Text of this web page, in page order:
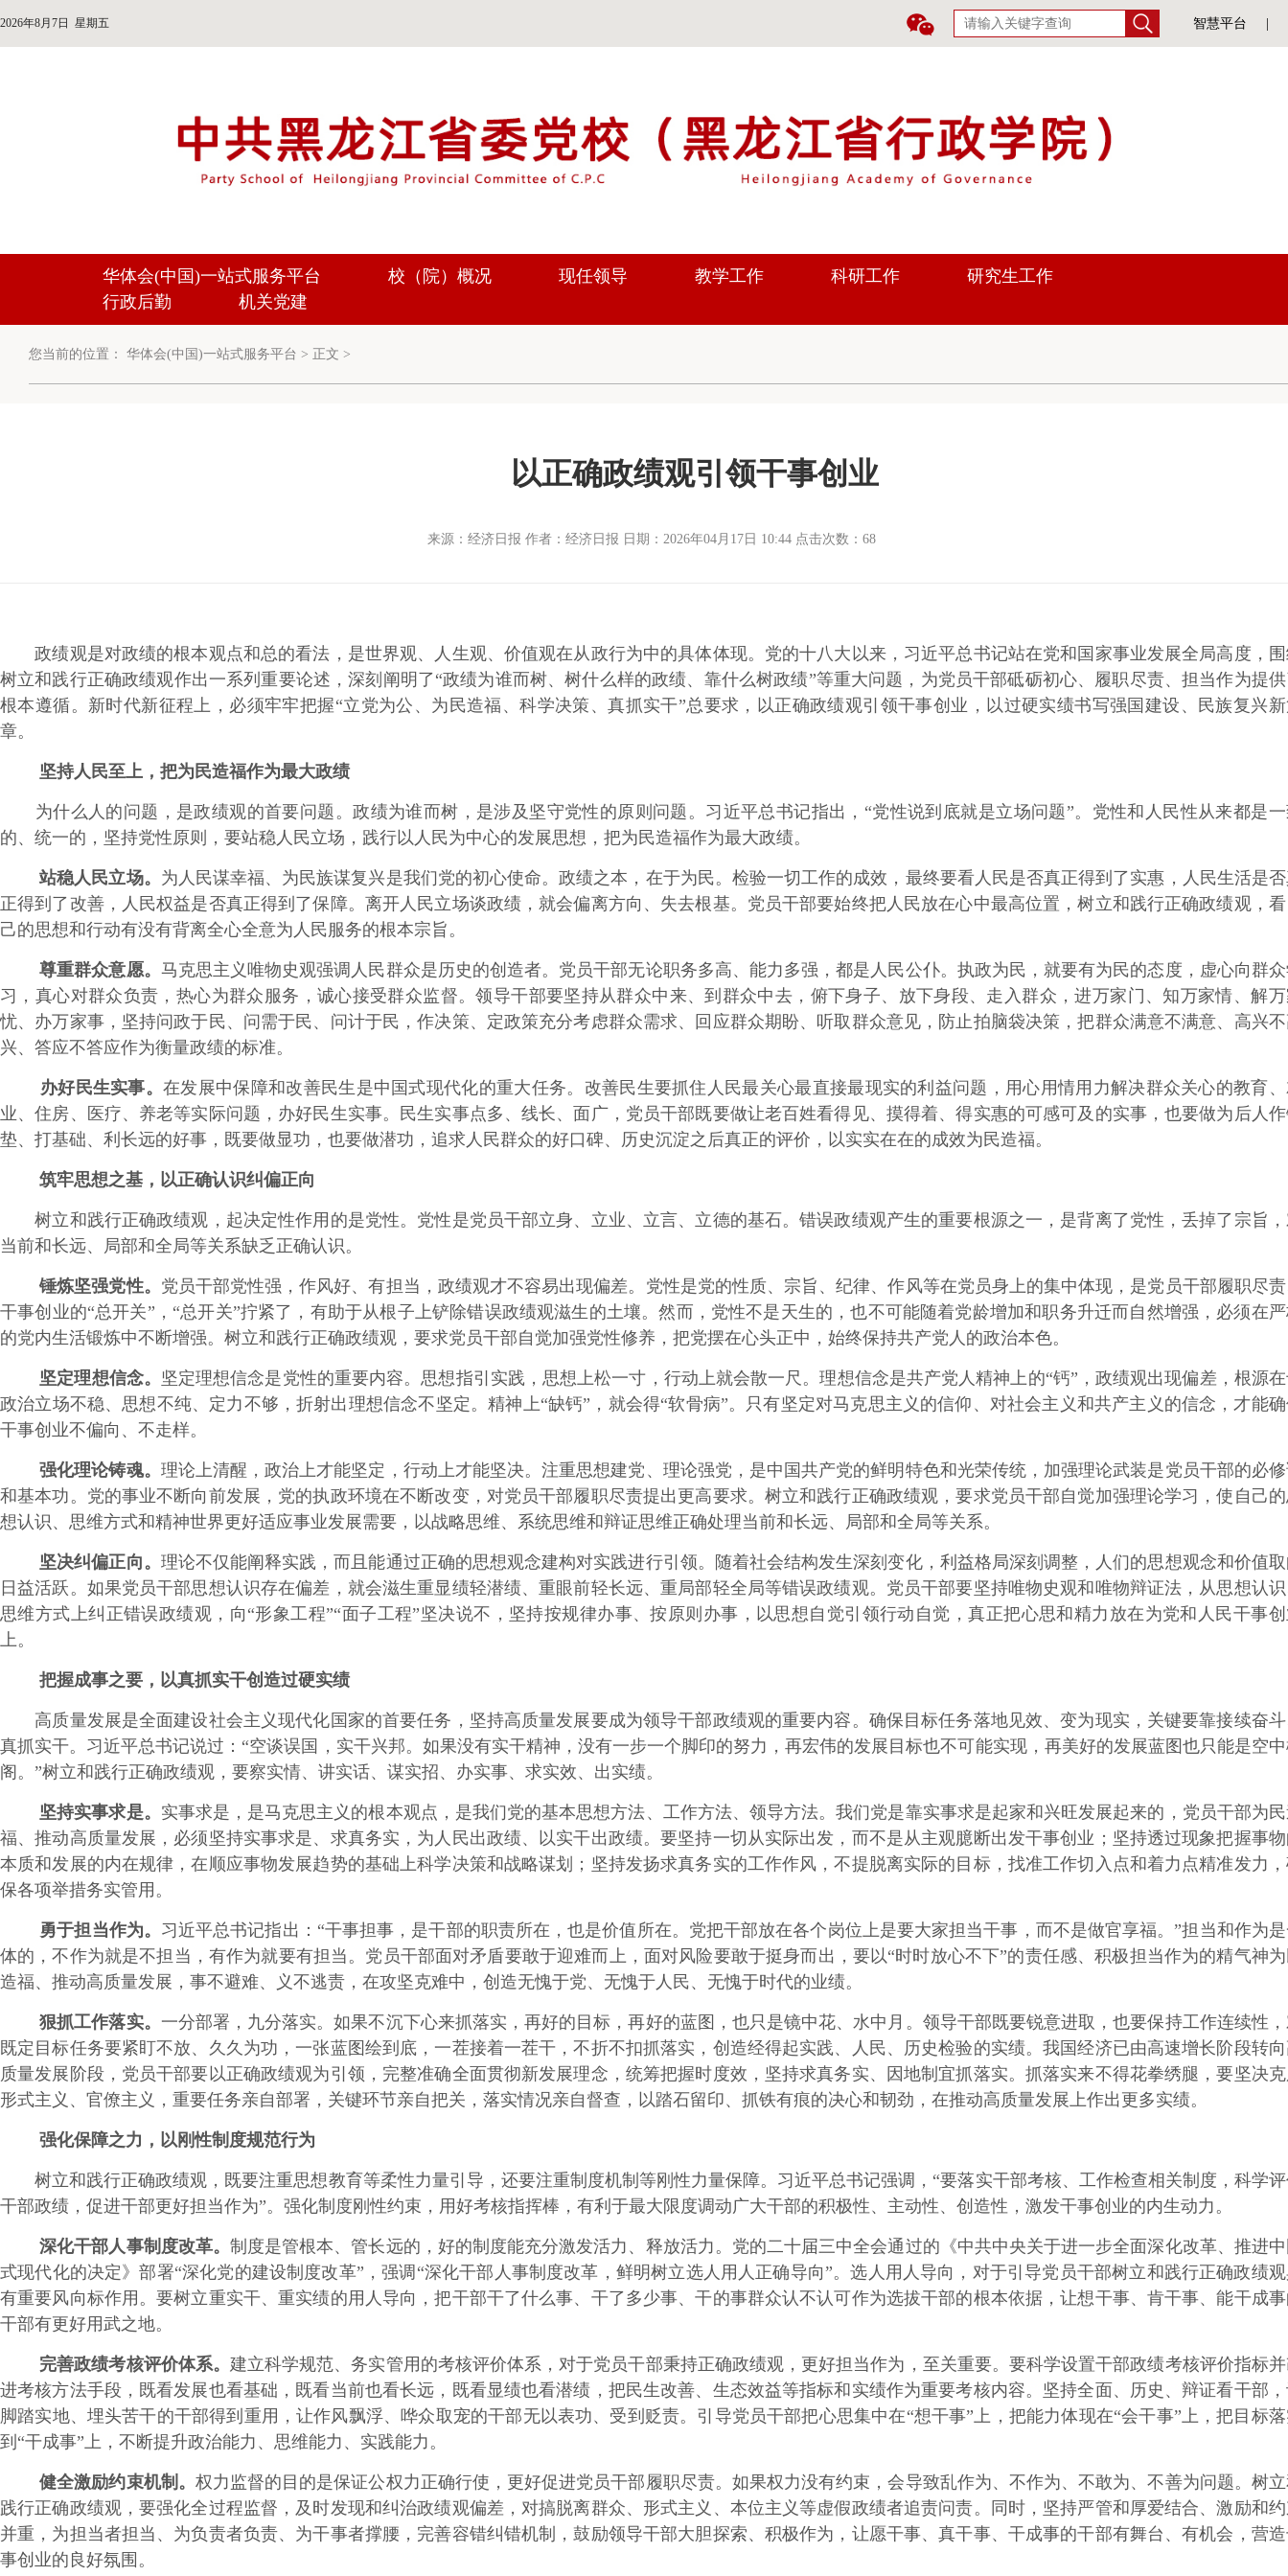
2026年8月7日 星期五 智慧平台
华体会(中国)一站式服务平台 校（院）概况 现任领导 教学工作 科研工作
研究生工作
行政后勤
机关党建
您当前的位置： 华体会(中国)一站式服务平台 > 正文 >
以正确政绩观引领干事创业
来源：经济日报 作者：经济日报 日期：2026年04月17日 10:44 点击次数： 68
政绩观是对政绩的根本观点和总的看法，是世界观、人生观、价值观在从政行为中的具体体现。党的十八大以来，习近平总书记站在党和国家事业发展全局高度，
树立和践行正确政绩观作出一系列重要论述，深刻阐明了“政绩为谁而树、树什么样的政绩、靠什么树政绩”等重大问题，为党员干部砥砺初心、履职尽责、担当作为提
根本遵循。新时代新征程上，必须牢牢把握“立党为公、为民造福、科学决策、真抓实干”总要求，以正确政绩观引领干事创业，以过硬实绩书写强国建设、民族复兴
章。
坚持人民至上，把为民造福作为最大政绩
为什么人的问题，是政绩观的首要问题。政绩为谁而树，是涉及坚守党性的原则问题。习近平总书记指出，“党性说到底就是立场问题”。党性和人民性从来都是
的、统一的，坚持党性原则，要站稳人民立场，践行以人民为中心的发展思想，把为民造福作为最大政绩。
站稳人民立场。 为人民谋幸福、为民族谋复兴是我们党的初心使命。政绩之本，在于为民。检验一切工作的成效，最终要看人民是否真正得到了实惠，人民生活是
正得到了改善，人民权益是否真正得到了保障。离开人民立场谈政绩，就会偏离方向、失去根基。党员干部要始终把人民放在心中最高位置，树立和践行正确政绩观，
己的思想和行动有没有背离全心全意为人民服务的根本宗旨。
尊重群众意愿。 马克思主义唯物史观强调人民群众是历史的创造者。党员干部无论职务多高、能力多强，都是人民公仆。执政为民，就要有为民的态度，虚心向群
习，真心对群众负责，热心为群众服务，诚心接受群众监督。领导干部要坚持从群众中来、到群众中去，俯下身子、放下身段、走入群众，进万家门、知万家情、解
忧、办万家事，坚持问政于民、问需于民、问计于民，作决策、定政策充分考虑群众需求、回应群众期盼、听取群众意见，防止拍脑袋决策，把群众满意不满意、高兴
兴、答应不答应作为衡量政绩的标准。
办好民生实事。在发展中保障和改善民生是中国式现代化的重大任务。改善民生要抓住人民最关心最直接最现实的利益问题，用心用情用力解决群众关心的教育
业、住房、医疗、养老等实际问题，办好民生实事。民生实事点多、线长、面广，党员干部既要做让老百姓看得见、摸得着、得实惠的可感可及的实事，也要做为后人
垫、打基础、利长远的好事，既要做显功，也要做潜功，追求人民群众的好口碑、历史沉淀之后真正的评价，以实实在在的成效为民造福。
筑牢思想之基，以正确认识纠偏正向
树立和践行正确政绩观，起决定性作用的是党性。党性是党员干部立身、立业、立言、立德的基石。错误政绩观产生的重要根源之一，是背离了党性，丢掉了宗旨
当前和长远、局部和全局等关系缺乏正确认识。
锤炼坚强党性。 党员干部党性强，作风好、有担当，政绩观才不容易出现偏差。党性是党的性质、宗旨、纪律、作风等在党员身上的集中体现，是党员干部履职尽
干事创业的“总开关”，“总开关”拧紧了，有助于从根子上铲除错误政绩观滋生的土壤。然而，党性不是天生的，也不可能随着党龄增加和职务升迁而自然增强，必须在
的党内生活锻炼中不断增强。树立和践行正确政绩观，要求党员干部自觉加强党性修养，把党摆在心头正中，始终保持共产党人的政治本色。
坚定理想信念。 坚定理想信念是党性的重要内容。思想指引实践，思想上松一寸，行动上就会散一尺。理想信念是共产党人精神上的“钙”，政绩观出现偏差，根源
政治立场不稳、思想不纯、定力不够，折射出理想信念不坚定。精神上“缺钙”，就会得“软骨病”。只有坚定对马克思主义的信仰、对社会主义和共产主义的信念，才能
干事创业不偏向、不走样。
强化理论铸魂。 理论上清醒，政治上才能坚定，行动上才能坚决。注重思想建党、理论强党，是中国共产党的鲜明特色和光荣传统，加强理论武装是党员干部的必
和基本功。党的事业不断向前发展，党的执政环境在不断改变，对党员干部履职尽责提出更高要求。树立和践行正确政绩观，要求党员干部自觉加强理论学习，使自己
想认识、思维方式和精神世界更好适应事业发展需要，以战略思维、系统思维和辩证思维正确处理当前和长远、局部和全局等关系。
坚决纠偏正向。 理论不仅能阐释实践，而且能通过正确的思想观念建构对实践进行引领。随着社会结构发生深刻变化，利益格局深刻调整，人们的思想观念和价值
日益活跃。如果党员干部思想认识存在偏差，就会滋生重显绩轻潜绩、重眼前轻长远、重局部轻全局等错误政绩观。党员干部要坚持唯物史观和唯物辩证法，从思想认
思维方式上纠正错误政绩观，向“形象工程”“面子工程”坚决说不，坚持按规律办事、按原则办事，以思想自觉引领行动自觉，真正把心思和精力放在为党和人民干事
上。
把握成事之要，以真抓实干创造过硬实绩
高质量发展是全面建设社会主义现代化国家的首要任务，坚持高质量发展要成为领导干部政绩观的重要内容。确保目标任务落地见效、变为现实，关键要靠接续奋
真抓实干。习近平总书记说过：“空谈误国，实干兴邦。如果没有实干精神，没有一步一个脚印的努力，再宏伟的发展目标也不可能实现，再美好的发展蓝图也只能是空
阁。”树立和践行正确政绩观，要察实情、讲实话、谋实招、办实事、求实效、出实绩。
坚持实事求是。 实事求是，是马克思主义的根本观点，是我们党的基本思想方法、工作方法、领导方法。我们党是靠实事求是起家和兴旺发展起来的，党员干部为
福、推动高质量发展，必须坚持实事求是、求真务实，为人民出政绩、以实干出政绩。要坚持一切从实际出发，而不是从主观臆断出发干事创业；坚持透过现象把握事
本质和发展的内在规律，在顺应事物发展趋势的基础上科学决策和战略谋划；坚持发扬求真务实的工作作风，不提脱离实际的目标，找准工作切入点和着力点精准发力
保各项举措务实管用。
勇于担当作为。 习近平总书记指出：“干事担事，是干部的职责所在，也是价值所在。党把干部放在各个岗位上是要大家担当干事，而不是做官享福。”担当和作为
体的，不作为就是不担当，有作为就要有担当。党员干部面对矛盾要敢于迎难而上，面对风险要敢于挺身而出，要以“时时放心不下”的责任感、积极担当作为的精气神
造福、推动高质量发展，事不避难、义不逃责，在攻坚克难中，创造无愧于党、无愧于人民、无愧于时代的业绩。
狠抓工作落实。 一分部署，九分落实。如果不沉下心来抓落实，再好的目标，再好的蓝图，也只是镜中花、水中月。领导干部既要锐意进取，也要保持工作连续性
既定目标任务要紧盯不放、久久为功，一张蓝图绘到底，一茬接着一茬干，不折不扣抓落实，创造经得起实践、人民、历史检验的实绩。我国经济已由高速增长阶段转
质量发展阶段，党员干部要以正确政绩观为引领，完整准确全面贯彻新发展理念，统筹把握时度效，坚持求真务实、因地制宜抓落实。抓落实来不得花拳绣腿，要坚决
形式主义、官僚主义，重要任务亲自部署，关键环节亲自把关，落实情况亲自督查，以踏石留印、抓铁有痕的决心和韧劲，在推动高质量发展上作出更多实绩。
强化保障之力，以刚性制度规范行为
树立和践行正确政绩观，既要注重思想教育等柔性力量引导，还要注重制度机制等刚性力量保障。习近平总书记强调，“要落实干部考核、工作检查相关制度，科学
干部政绩，促进干部更好担当作为”。强化制度刚性约束，用好考核指挥棒，有利于最大限度调动广大干部的积极性、主动性、创造性，激发干事创业的内生动力。
深化干部人事制度改革。 制度是管根本、管长远的，好的制度能充分激发活力、释放活力。党的二十届三中全会通过的《中共中央关于进一步全面深化改革、推进
式现代化的决定》部署“深化党的建设制度改革”，强调“深化干部人事制度改革，鲜明树立选人用人正确导向”。选人用人导向，对于引导党员干部树立和践行正确政绩
有重要风向标作用。要树立重实干、重实绩的用人导向，把干部干了什么事、干了多少事、干的事群众认不认可作为选拔干部的根本依据，让想干事、肯干事、能干成
干部有更好用武之地。
完善政绩考核评价体系。 建立科学规范、务实管用的考核评价体系，对于党员干部秉持正确政绩观，更好担当作为，至关重要。要科学设置干部政绩考核评价指标
进考核方法手段，既看发展也看基础，既看当前也看长远，既看显绩也看潜绩，把民生改善、生态效益等指标和实绩作为重要考核内容。坚持全面、历史、辩证看干部
脚踏实地、埋头苦干的干部得到重用，让作风飘浮、哗众取宠的干部无以表功、受到贬责。引导党员干部把心思集中在“想干事”上，把能力体现在“会干事”上，把目标
到“干成事”上，不断提升政治能力、思维能力、实践能力。
健全激励约束机制。 权力监督的目的是保证公权力正确行使，更好促进党员干部履职尽责。如果权力没有约束，会导致乱作为、不作为、不敢为、不善为问题。树
践行正确政绩观，要强化全过程监督，及时发现和纠治政绩观偏差，对搞脱离群众、形式主义、本位主义等虚假政绩者追责问责。同时，坚持严管和厚爱结合、激励和
并重，为担当者担当、为负责者负责、为干事者撑腰，完善容错纠错机制，鼓励领导干部大胆探索、积极作为，让愿干事、真干事、干成事的干部有舞台、有机会，营
事创业的良好氛围。